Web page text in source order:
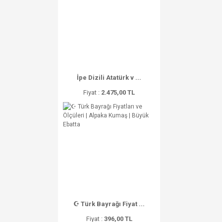
İpe Dizili Atatürk v ...
Fiyat : 2.475,00 TL
☪ Türk Bayrağı Fiyat ...
Fiyat : 396,00 TL